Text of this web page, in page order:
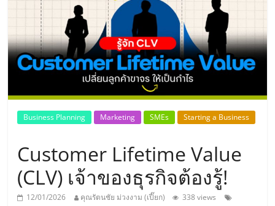
ประเทศไทย,
ThaiSMEsCenter,
รวม
ธุรกิจ
เอ
ส
Business Planning Marketing SMEs Starting a Business
Customer Lifetime Value
(CLV) เจ้าของธุรกิจต้องรู้!
12/01/2026 คุณรัตนชัย ม่วงงาม (เปี๊ยก)
338 views